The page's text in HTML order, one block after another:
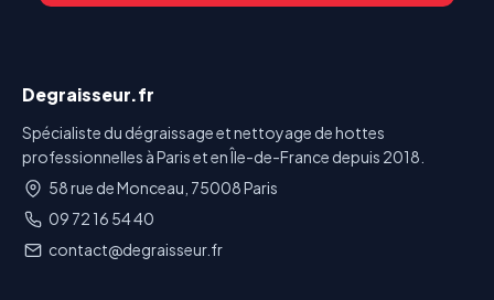
Degraisseur.fr
Spécialiste du dégraissage et nettoyage de hottes
professionnelles à Paris et en Île-de-France depuis 2018.
58 rue de Monceau, 75008 Paris
09 72 16 54 40
contact@degraisseur.fr